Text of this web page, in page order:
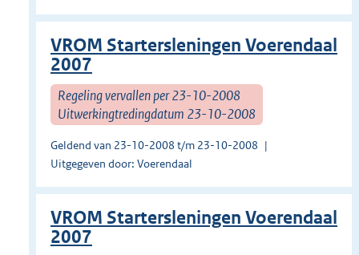
VROM Startersleningen Voerendaal
2007
Regeling vervallen per 23-10-2008
Uitwerkingtredingdatum 23-10-2008
Geldend van 23-10-2008 t/m 23-10-2008
Uitgegeven door: Voerendaal
VROM Startersleningen Voerendaal
2007